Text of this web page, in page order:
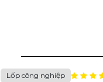
Lốp công nghiệp